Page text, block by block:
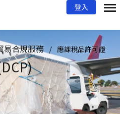
登入
易合規服務 / 應課稅品許可證